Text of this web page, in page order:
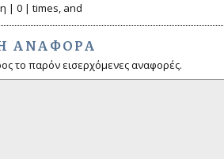
| 0 | times, and
ΑΝΑΦΟΡΆ
το παρόν εισερχόμενες αναφορές.